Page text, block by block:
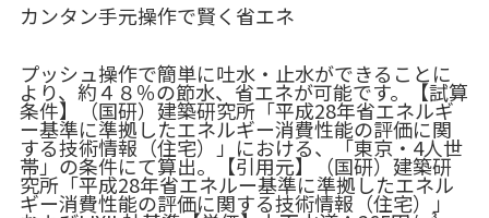
カンタン手元操作で賢く省エネ
プッシュ操作で簡単に吐水・止水ができることに
より、約４８％の節水、省エネが可能です。【試算
条件】（国研）建築研究所「平成28年省エネルギ
ー基準に準拠したエネルギー消費性能の評価に関
する技術情報（住宅）」における、「東京・4人世
帯」の条件にて算出。【引用元】（国研）建築研
究所「平成28年省エネルー基準に準拠したエネル
ギー消費性能の評価に関する技術情報（住宅）」